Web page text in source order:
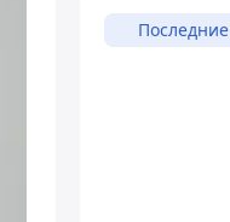
Последние